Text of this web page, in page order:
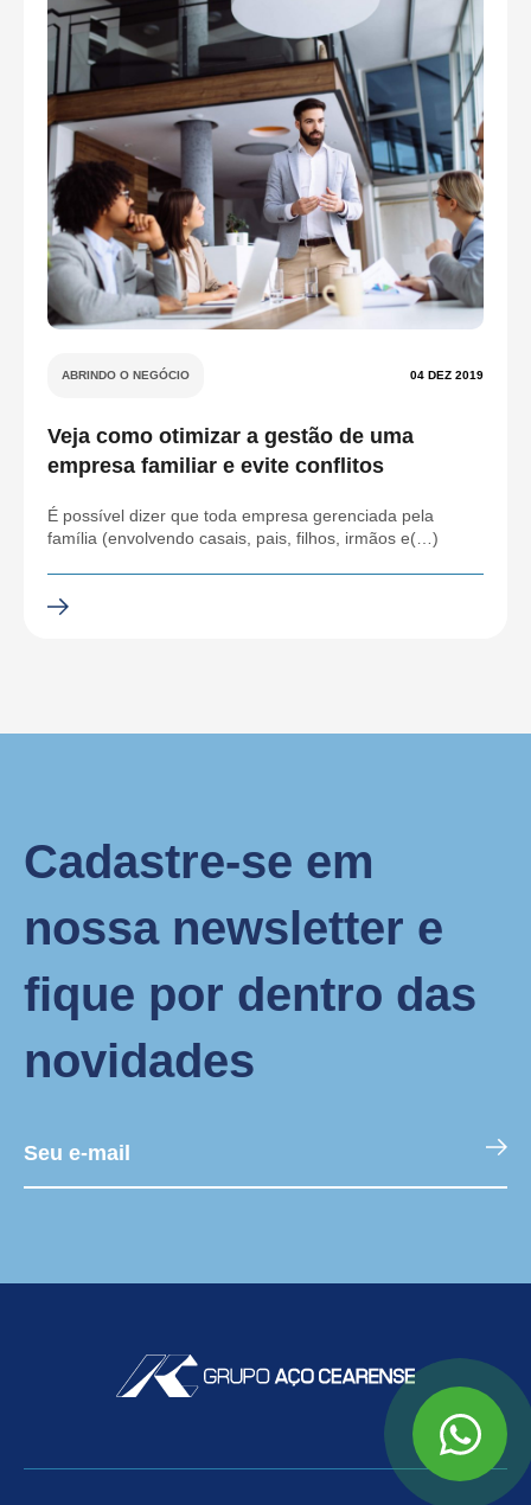
ABRINDO O NEGÓCIO 04 DEZ 2019
Veja como otimizar a gestão de uma
empresa familiar e evite conflitos
É possível dizer que toda empresa gerenciada pela
família (envolvendo casais, pais, filhos, irmãos e(…)
Cadastre-se em
nossa newsletter e
fique por dentro das
novidades